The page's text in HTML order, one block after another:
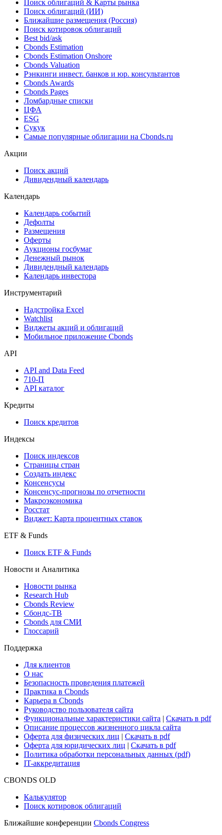
Поиск облигаций & Карты рынка
Поиск облигаций (ИИ)
Ближайшие размещения (Россия)
Поиск котировок облигаций
Best bid/ask
Cbonds Estimation
Cbonds Estimation Onshore
Cbonds Valuation
Рэнкинги инвест. банков и юр. консультантов
Cbonds Awards
Cbonds Pages
Ломбардные списки
ЦФА
ESG
Сукук
Самые популярные облигации на Cbonds.ru
Акции
Поиск акций
Дивидендный календарь
Календарь
Календарь событий
Дефолты
Размещения
Оферты
Аукционы госбумаг
Денежный рынок
Дивидендный календарь
Календарь инвестора
Инструментарий
Надстройка Excel
Watchlist
Виджеты акций и облигаций
Мобильное приложение Cbonds
API
API and Data Feed
710-П
API каталог
Кредиты
Поиск кредитов
Индексы
Поиск индексов
Страницы стран
Создать индекс
Консенсусы
Консенсус-прогнозы по отчетности
Макроэкономика
Росстат
Виджет: Карта процентных ставок
ETF & Funds
Поиск ETF & Funds
Новости и Аналитика
Новости рынка
Research Hub
Cbonds Review
Сбондс-ТВ
Cbonds для СМИ
Глоссарий
Поддержка
Для клиентов
О нас
Безопасность проведения платежей
Практика в Cbonds
Карьера в Cbonds
Руководство пользователя сайта
Функциональные характеристики сайта | Скачать в pdf
Описание процессов жизненного цикла сайта
Оферта для физических лиц | Скачать в pdf
Оферта для юридических лиц | Скачать в pdf
Политика обработки персональных данных (pdf)
IT-аккредитация
CBONDS OLD
Калькулятор
Поиск котировок облигаций
Ближайшие конференции Cbonds Congress